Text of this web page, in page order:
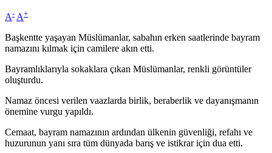
A- A+
Başkentte yaşayan Müslümanlar, sabahın erken saatlerinde bayram
namazını kılmak için camilere akın etti.
Bayramlıklarıyla sokaklara çıkan Müslümanlar, renkli görüntüler
oluşturdu.
Namaz öncesi verilen vaazlarda birlik, beraberlik ve dayanışmanın
önemine vurgu yapıldı.
Cemaat, bayram namazının ardından ülkenin güvenliği, refahı ve
huzurunun yanı sıra tüm dünyada barış ve istikrar için dua etti.